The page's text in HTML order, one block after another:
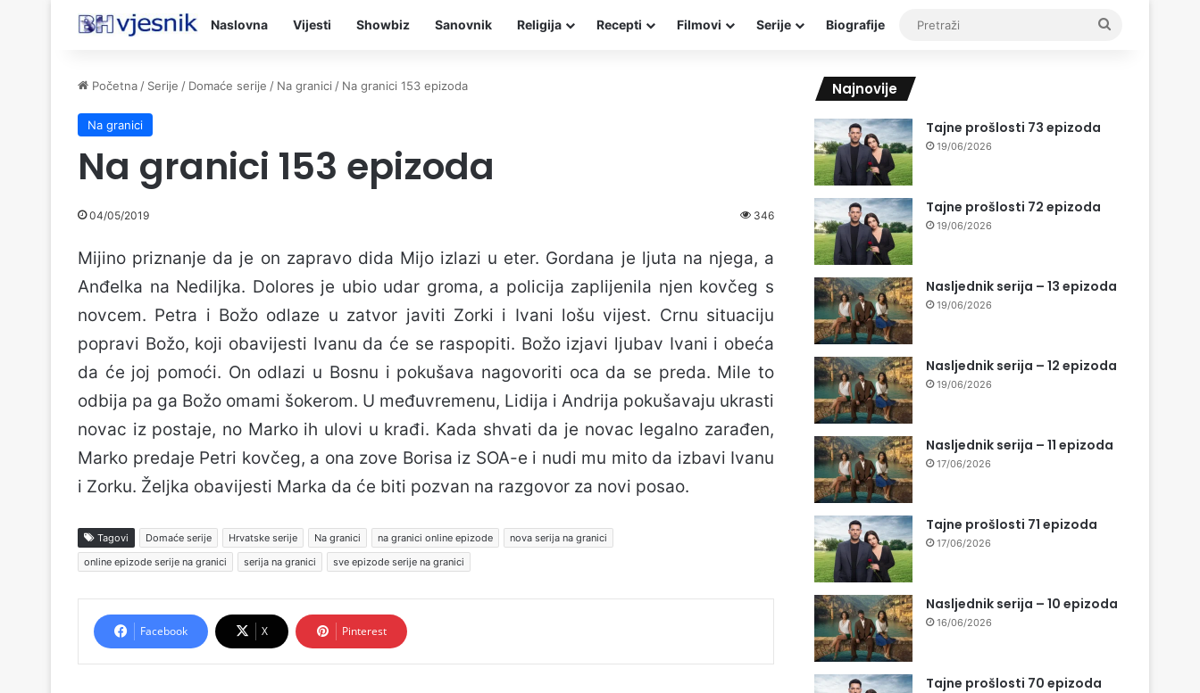
Naslovna Vijesti Showbiz Sanovnik Religija Recepti Filmovi Serije Biografije
Početna / Serije / Domaće serije / Na granici / Na granici 153 epizoda
Na granici
Na granici 153 epizoda
04/05/2019 346
Mijino priznanje da je on zapravo dida Mijo izlazi u eter. Gordana je ljuta na njega, a
Anđelka na Nediljka. Dolores je ubio udar groma, a policija zaplijenila njen kovčeg s
novcem. Petra i Božo odlaze u zatvor javiti Zorki i Ivani lošu vijest. Crnu situaciju
popravi Božo, koji obavijesti Ivanu da će se raspopiti. Božo izjavi ljubav Ivani i obeća
da će joj pomoći. On odlazi u Bosnu i pokušava nagovoriti oca da se preda. Mile to
odbija pa ga Božo omami šokerom. U međuvremenu, Lidija i Andrija pokušavaju ukrasti
novac iz postaje, no Marko ih ulovi u krađi. Kada shvati da je novac legalno zarađen,
Marko predaje Petri kovčeg, a ona zove Borisa iz SOA-e i nudi mu mito da izbavi Ivanu
i Zorku. Željka obavijesti Marka da će biti pozvan na razgovor za novi posao.
Tagovi Domaće serije Hrvatske serije Na granici na granici online epizode
nova serija na granici
online epizode serije na granici
serija na granici sve epizode serije na granici
Facebook X Pinterest
Najnovije
Tajne prošlosti 73 epizoda
19/06/2026
Tajne prošlosti 72 epizoda
19/06/2026
Nasljednik serija – 13 epizoda
19/06/2026
Nasljednik serija – 12 epizoda
19/06/2026
Nasljednik serija – 11 epizoda
17/06/2026
Tajne prošlosti 71 epizoda
17/06/2026
Nasljednik serija – 10 epizoda
16/06/2026
Tajne prošlosti 70 epizoda